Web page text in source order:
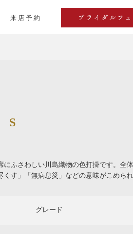
来店予約
S
にふさわしい川島織物の色打掛です。全
くす」「無病息災」などの意味がこめ
グレード